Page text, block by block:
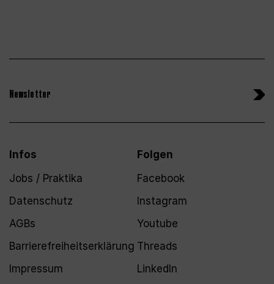
Newsletter
Infos
Jobs / Praktika
Datenschutz
AGBs
Barrierefreiheitserklärung
Impressum
Folgen
Facebook
Instagram
Youtube
Threads
LinkedIn